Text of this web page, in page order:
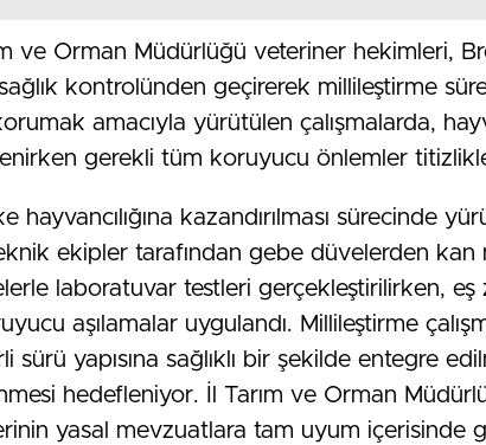
ve Orman Müdürlüğü veteriner hekimleri,
kontrolünden geçirerek millileştirme
korumak amacıyla yürütülen çalışmalarda,
gerekli tüm koruyucu önlemler titizlikle
hayvancılığına kazandırılması sürecinde
ekipler tarafından gebe düvelerden kan
laboratuvar testleri gerçekleştirilirken, eş
aşılamalar uygulandı. Millileştirme
sürü yapısına sağlıklı bir şekilde entegre
hedefleniyor. İl Tarım ve Orman
yasal mevzuatlara tam uyum içerisinde